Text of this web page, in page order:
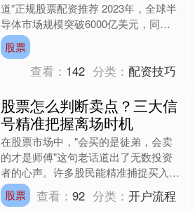
道”正规股票配资推荐 2023年，全球半
导体市场规模突破6000亿美元，同比
增长8.7%，AI算力、新能源汽车、5G
通信等....
股票
查看： 142 分类：配资技巧
股票怎么判断卖点？三大信
号精准把握离场时机
在股票市场中，"会买的是徒弟，会卖
的才是师傅"这句老话道出了无数投资
者的心声。许多股民能精准捕捉买入时
机，却在卖出决策上犹豫不决，最终错
失利润甚至由盈转亏。尤其....
股票 查看：92 分类：开户流程